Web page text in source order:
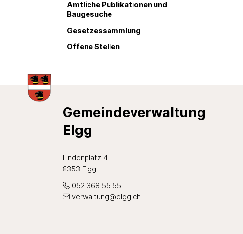
Amtliche Publikationen und
Baugesuche
Gesetzessammlung
Offene Stellen
Footer
Gemeindeverwaltung
Elgg
Lindenplatz 4
8353 Elgg
052 368 55 55
verwaltung@elgg.ch